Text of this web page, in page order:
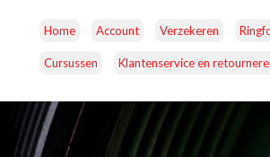
Home Account Verzekeren
Cursussen Klantenservice en
CAMERA’S OBJECTIEVEN